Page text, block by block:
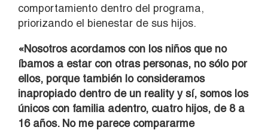
comportamiento dentro del programa,
priorizando el bienestar de sus hijos.
«Nosotros acordamos con los niños que no
íbamos a estar con otras personas, no sólo por
ellos, porque también lo consideramos
inapropiado dentro de un reality y sí, somos los
únicos con familia adentro, cuatro hijos, de 8 a
16 años. No me parece compararme